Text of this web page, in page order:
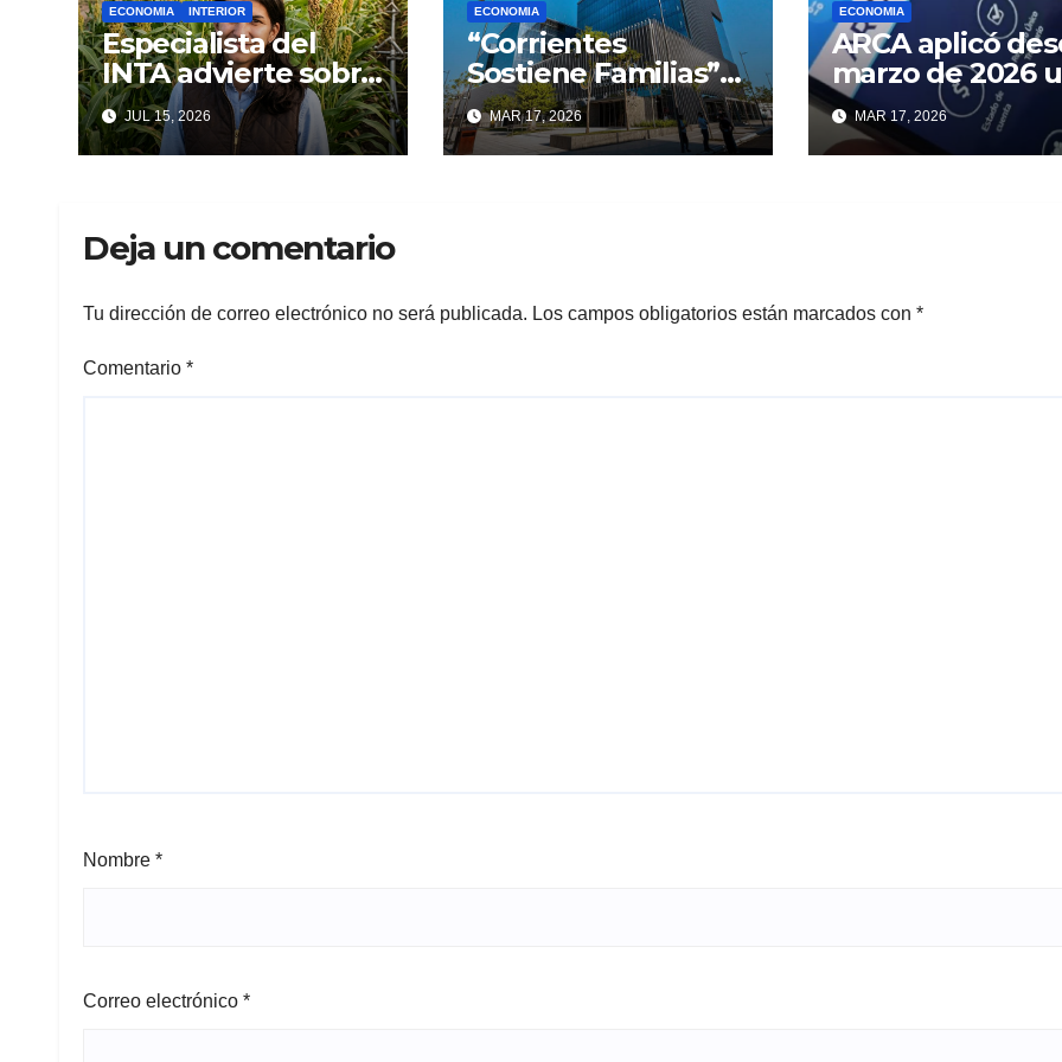
ECONOMIA INTERIOR
Especialista del
INTA advierte sobre
eventual impacto
de El Niño en la
producción: “Es
JUL 15, 2026
ECONOMIA
“Corrientes
Sostiene Familias”
inicia su segunda
etapa con una tasa
especial que
MAR 17, 2026
ECONOMIA
ARCA aplicó
marzo de 2026
aumento del
en todas las
categorías del
MAR 17, 2026
Deja un comentario
Tu dirección de correo electrónico no será publicada. Los campos obligatorios están marcados con *
Comentario *
Nombre *
Correo electrónico *